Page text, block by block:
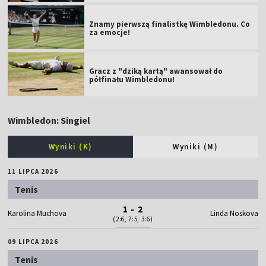
Znamy pierwszą finalistkę Wimbledonu. Co
za emocje!
Gracz z "dziką kartą" awansował do
półfinału Wimbledonu!
Wimbledon: Singiel
Wyniki (K) Wyniki (M)
11 LIPCA 2026
Tenis
Karolina Muchova 1 - 2
(2:6, 7:5, 3:6)
Linda Noskova
09 LIPCA 2026
Tenis